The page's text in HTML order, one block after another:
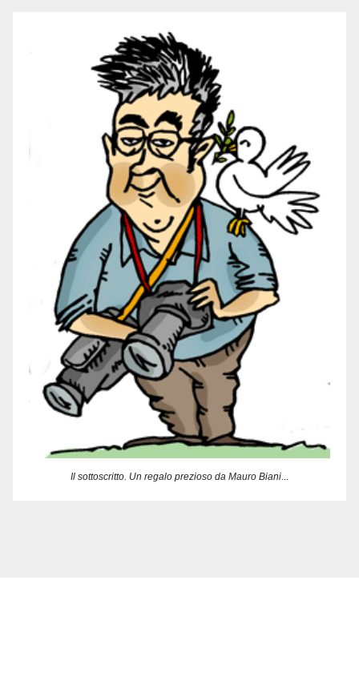
Il sottoscritto. Un regalo prezioso da Mauro Biani